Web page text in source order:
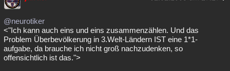
@neurotiker
<"Ich kann auch eins und eins zusammenzählen. Und das
Problem Überbevölkerung in 3.Welt-Ländern IST eine 1*1-
aufgabe, da brauche ich nicht groß nachzudenken, so
offensichtlich ist das.">